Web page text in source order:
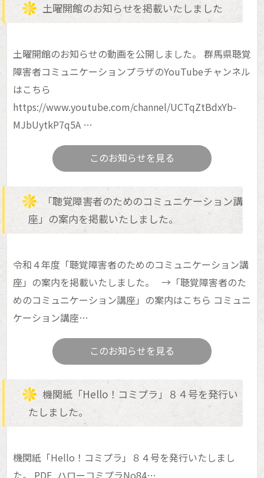
土曜開館のお知らせを掲載いたしました
土曜開館のお知らせの動画を公開しました。 群馬県聴覚
障害者コミュニケーションプラザのYouTubeチャンネル
はこちら
https://www.youtube.com/channel/UCTqZtBdxYb-
MJbUytkP7q5A …
このお知らせを見る
「聴覚障害者のためのコミュニケーション講
座」の案内を掲載いたしました。
令和４年度「聴覚障害者のためのコミュニケーション講
座」の案内を掲載いたしました。 →「聴覚障害者のた
めのコミュニケーション講座」の案内はこちら コミュニ
ケーション講座…
このお知らせを見る
機関紙「Hello！コミプラ」８４号を発行い
たしました。
機関紙「Hello！コミプラ」８４号を発行いたしまし
た。 PDF_ハローコミプラNo84…